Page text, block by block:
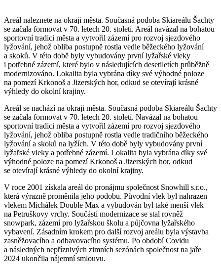
Areál naleznete na okraji města. Současná podoba Skiareálu Šachty
se začala formovat v 70. letech 20. století. Areál navázal na bohatou
sportovní tradici města a vytvořil zázemí pro rozvoj sjezdového
lyžování, jehož obliba postupně rostla vedle běžeckého lyžování
a skoků. V této době byly vybudovány první lyžařské vleky
i potřebné zázemí, které bylo v následujících desetiletích průběžně
modernizováno. Lokalita byla vybrána díky své výhodné poloze
na pomezí Krkonoš a Jizerských hor, odkud se otevírají krásné
výhledy do okolní krajiny.
Areál se nachází na okraji města. Současná podoba Skiareálu Šachty
se začala formovat v 70. letech 20. století. Navázal na bohatou
sportovní tradici města a vytvořil zázemí pro rozvoj sjezdového
lyžování, jehož obliba postupně rostla vedle tradičního běžeckého
lyžování a skoků na lyžích. V této době byly vybudovány první
lyžařské vleky a potřebné zázemí. Lokalita byla vybrána díky své
výhodné poloze na pomezí Krkonoš a Jizerských hor, odkud
se otevírají krásné výhledy do okolní krajiny.
V roce 2001 získala areál do pronájmu společnost Snowhill s.r.o.,
která výrazně proměnila jeho podobu. Původní vlek byl nahrazen
vlekem Michálek Double Max a vybudován byl také menší vlek
na Petruškovy vrchy. Součástí modernizace se stal rovněž
snowpark, zázemí pro lyžařskou školu a půjčovna lyžařského
vybavení. Zásadním krokem pro další rozvoj areálu byla výstavba
zasněžovacího a odbavovacího systému. Po období Covidu
a následných nepříznivých zimních sezónách společnost na jaře
2024 ukončila nájemní smlouvu.